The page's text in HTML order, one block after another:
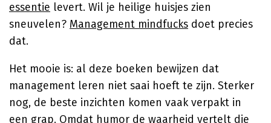
essentie levert. Wil je heilige huisjes zien
sneuvelen? Management mindfucks doet precies
dat.
Het mooie is: al deze boeken bewijzen dat
management leren niet saai hoeft te zijn. Sterker
nog, de beste inzichten komen vaak verpakt in
een grap. Omdat humor de waarheid vertelt die